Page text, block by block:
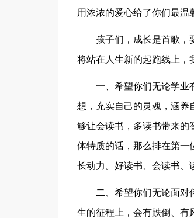
用浓浓的爱心给了你们最温
孩子们，成长是首歌，
将站在人生新的起跑线上，
一、希望你们无论学业
想，充实自己的灵魂，涵养
够让会读书，多读书带来的
体特质的话，那么排在第一
长动力。好读书、会读书、
二、希望你们无论面对
生的征程上，会有跌倒、有